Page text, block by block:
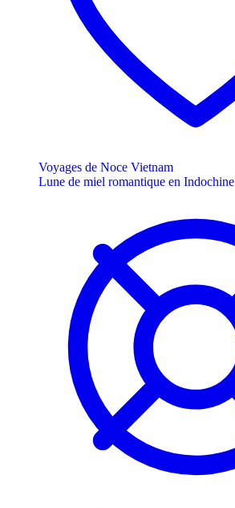
Voyages de Noce Vietnam
Lune de miel romantique en Indochine